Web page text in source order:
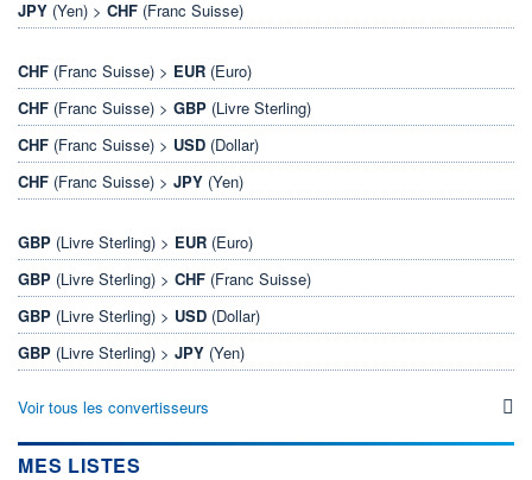
JPY (Yen) > CHF (Franc Suisse)
CHF (Franc Suisse) > EUR (Euro)
CHF (Franc Suisse) > GBP (Livre Sterling)
CHF (Franc Suisse) > USD (Dollar)
CHF (Franc Suisse) > JPY (Yen)
GBP (Livre Sterling) > EUR (Euro)
GBP (Livre Sterling) > CHF (Franc Suisse)
GBP (Livre Sterling) > USD (Dollar)
GBP (Livre Sterling) > JPY (Yen)
Voir tous les convertisseurs
MES LISTES